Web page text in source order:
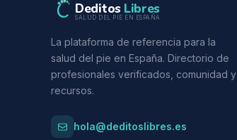
Deditos Libres
SALUD DEL PIE EN ESPAÑA
La plataforma de referencia para la
salud del pie en España. Directorio de
profesionales verificados, comunidad y
recursos.
hola@deditoslibres.es